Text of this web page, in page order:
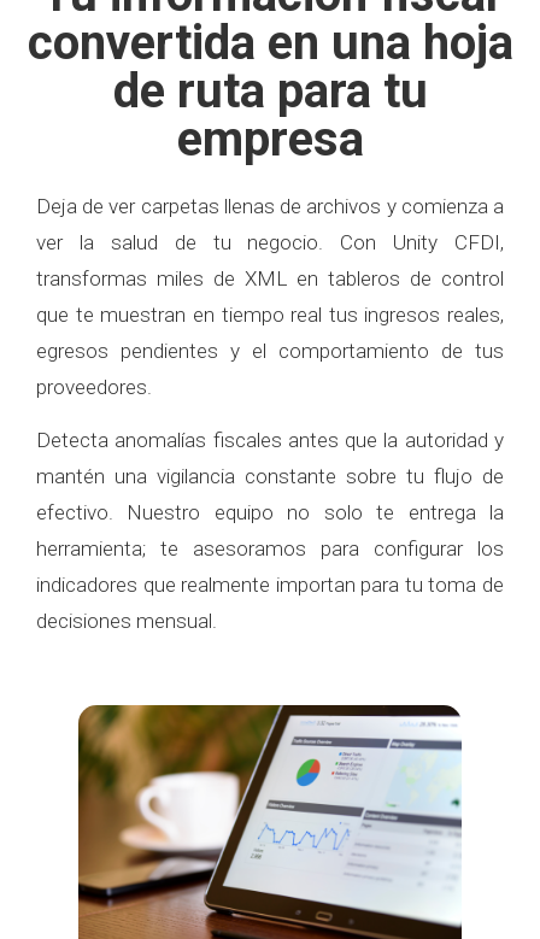
convertida en una hoja
de ruta para tu
empresa
Deja de ver carpetas llenas de archivos y comienza a
ver la salud de tu negocio. Con Unity CFDI,
transformas miles de XML en tableros de control
que te muestran en tiempo real tus ingresos reales,
egresos pendientes y el comportamiento de tus
proveedores.
Detecta anomalías fiscales antes que la autoridad y
mantén una vigilancia constante sobre tu flujo de
efectivo. Nuestro equipo no solo te entrega la
herramienta; te asesoramos para configurar los
indicadores que realmente importan para tu toma de
decisiones mensual.